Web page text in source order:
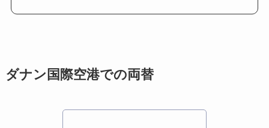
ダナン国際空港での両替